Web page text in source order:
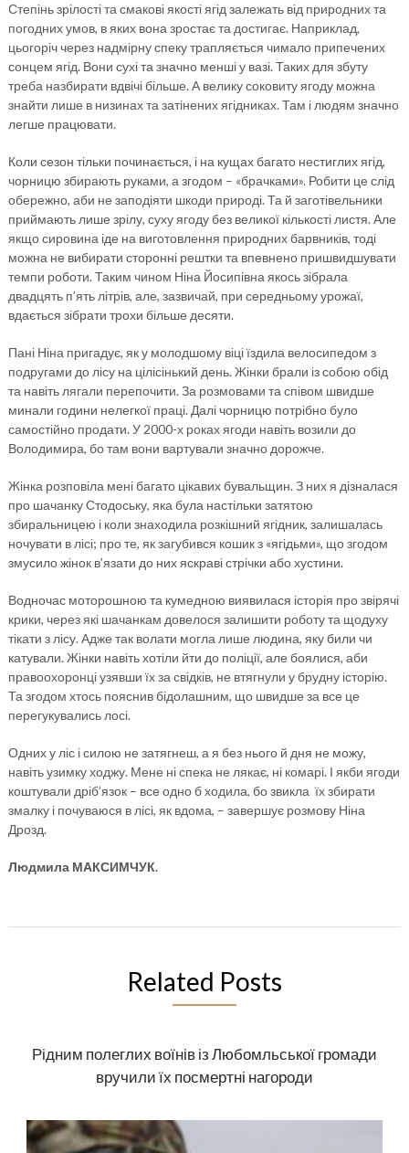
Степінь зрілості та смакові якості ягід залежать від природних та
погодних умов, в яких вона зростає та достигає. Наприклад,
цьогоріч через надмірну спеку трапляється чимало припечених
сонцем ягід. Вони сухі та значно менші у вазі. Таких для збуту
треба назбирати вдвічі більше. А велику соковиту ягоду можна
знайти лише в низинах та затінених ягідниках. Там і людям значно
легше працювати.
Коли сезон тільки починається, і на кущах багато нестиглих ягід,
чорницю збирають руками, а згодом – «брачками». Робити це слід
обережно, аби не заподіяти шкоди природі. Та й заготівельники
приймають лише зрілу, суху ягоду без великої кількості листя. Але
якщо сировина іде на виготовлення природних барвників, тоді
можна не вибирати сторонні рештки та впевнено пришвидшувати
темпи роботи. Таким чином Ніна Йосипівна якось зібрала
двадцять п’ять літрів, але, зазвичай, при середньому урожаї,
вдається зібрати трохи більше десяти.
Пані Ніна пригадує, як у молодшому віці їздила велосипедом з
подругами до лісу на цілісінький день. Жінки брали із собою обід
та навіть лягали перепочити. За розмовами та співом швидше
минали години нелегкої праці. Далі чорницю потрібно було
самостійно продати. У 2000-х роках ягоди навіть возили до
Володимира, бо там вони вартували значно дорожче.
Жінка розповіла мені багато цікавих бувальщин. З них я дізналася
про шачанку Стодоську, яка була настільки затятою
збиральницею і коли знаходила розкішний ягідник, залишалась
ночувати в лісі; про те, як загубився кошик з «ягідьми», що згодом
змусило жінок в’язати до них яскраві стрічки або хустини.
Водночас моторошною та кумедною виявилася історія про звірячі
крики, через які шачанкам довелося залишити роботу та щодуху
тікати з лісу. Адже так волати могла лише людина, яку били чи
катували. Жінки навіть хотіли йти до поліції, але боялися, аби
правоохоронці узявши їх за свідків, не втягнули у брудну історію.
Та згодом хтось пояснив бідолашним, що швидше за все це
перегукувались лосі.
Одних у ліс і силою не затягнеш, а я без нього й дня не можу,
навіть узимку ходжу. Мене ні спека не лякає, ні комарі. І якби ягоди
коштували дріб’язок – все одно б ходила, бо звикла їх збирати
змалку і почуваюся в лісі, як вдома, – завершує розмову Ніна
Дрозд.
Людмила МАКСИМЧУК.
Related Posts
Рідним полеглих воїнів із Любомльської громади
вручили їх посмертні нагороди